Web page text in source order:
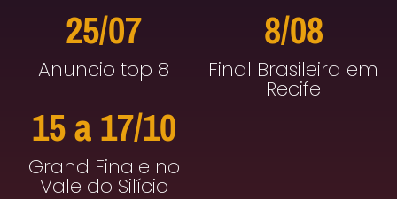
25/07
Anuncio top 8
8/08
Final Brasileira em
Recife
15 a 17/10
Grand Finale no
Vale do Silício